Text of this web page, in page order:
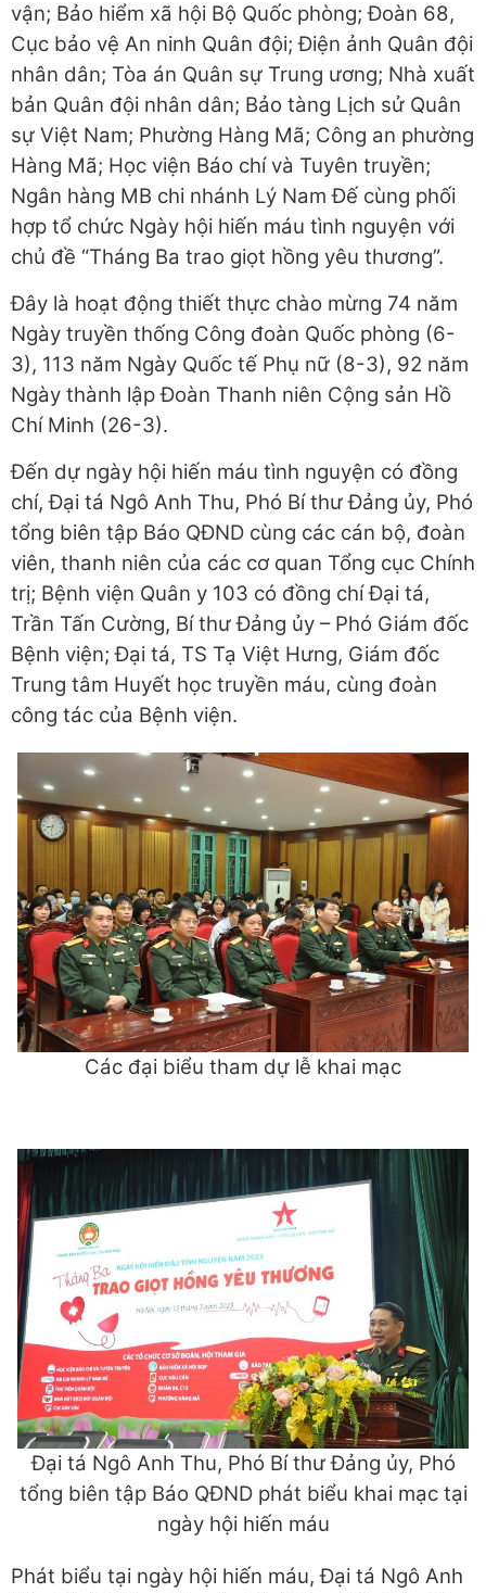
vận; Bảo hiểm xã hội Bộ Quốc phòng; Đoàn 68,
Cục bảo vệ An ninh Quân đội; Điện ảnh Quân đội
nhân dân; Tòa án Quân sự Trung ương; Nhà xuất
bản Quân đội nhân dân; Bảo tàng Lịch sử Quân
sự Việt Nam; Phường Hàng Mã; Công an phường
Hàng Mã; Học viện Báo chí và Tuyên truyền;
Ngân hàng MB chi nhánh Lý Nam Đế cùng phối
hợp tổ chức Ngày hội hiến máu tình nguyện với
chủ đề “Tháng Ba trao giọt hồng yêu thương”.
Đây là hoạt động thiết thực chào mừng 74 năm
Ngày truyền thống Công đoàn Quốc phòng (6-
3), 113 năm Ngày Quốc tế Phụ nữ (8-3), 92 năm
Ngày thành lập Đoàn Thanh niên Cộng sản Hồ
Chí Minh (26-3).
Đến dự ngày hội hiến máu tình nguyện có đồng
chí, Đại tá Ngô Anh Thu, Phó Bí thư Đảng ủy, Phó
tổng biên tập Báo QĐND cùng các cán bộ, đoàn
viên, thanh niên của các cơ quan Tổng cục Chính
trị; Bệnh viện Quân y 103 có đồng chí Đại tá,
Trần Tấn Cường, Bí thư Đảng ủy – Phó Giám đốc
Bệnh viện; Đại tá, TS Tạ Việt Hưng, Giám đốc
Trung tâm Huyết học truyền máu, cùng đoàn
công tác của Bệnh viện.
Các đại biểu tham dự lễ khai mạc
Đại tá Ngô Anh Thu, Phó Bí thư Đảng ủy, Phó
tổng biên tập Báo QĐND phát biểu khai mạc tại
ngày hội hiến máu
Phát biểu tại ngày hội hiến máu, Đại tá Ngô Anh